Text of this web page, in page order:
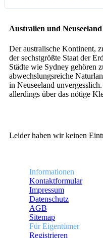
Australien und
Der australische Kontinent,
der sechstgrößte Staat der
Städte wie Sydney gehören
abwechslungsreiche
in Neuseeland
allerdings über das nötige
Leider haben wir keinen
Informationen
Kontaktformular
Impressum
Datenschutz
AGB
Sitemap
Für Eigentümer
Registrieren